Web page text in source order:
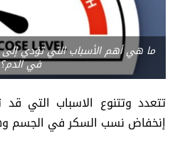
ما هي أهم الأسباب التي تؤدي
في الدم؟
تتعدد وتتنوع الاسباب التي
إنخفاض نسب السكر في الجسم